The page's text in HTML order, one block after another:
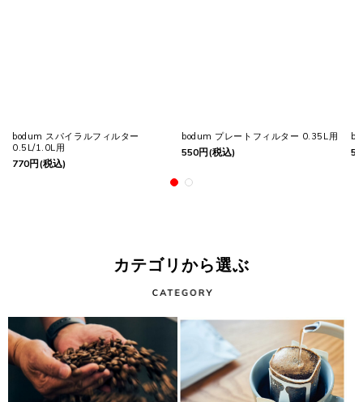
bodum スパイラルフィルター
0.5L/1.0L用
770円(税込)
bodum プレートフィルター 0.35L用
550円(税込)
カテゴリから選ぶ